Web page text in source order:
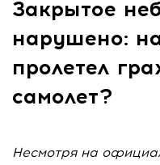
Закрытое
нарушено:
пролетел
самолет?
Несмотря на